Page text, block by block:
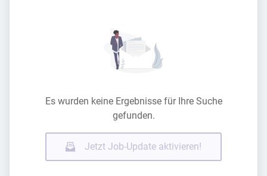
Es wurden keine Ergebnisse für Ihre Suche
gefunden.
Jetzt Job-Update aktivieren!